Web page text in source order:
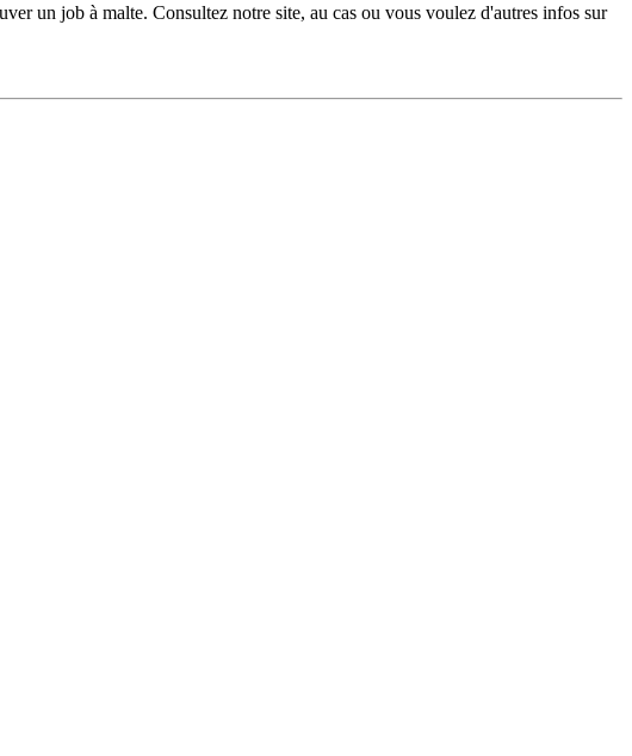
un job à malte. Consultez notre site, au cas ou vous voulez d'autres infos sur